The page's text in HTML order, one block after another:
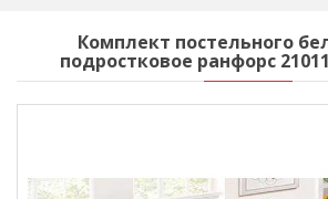
Комплект постельного
подростковое ранфорс